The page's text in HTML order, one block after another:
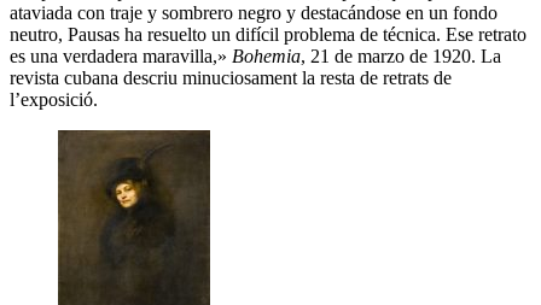
ataviada con traje y sombrero negro y destacándose en un fondo
neutro, Pausas ha resuelto un difícil problema de técnica. Ese retrato
es una verdadera maravilla,» Bohemia, 21 de marzo de 1920. La
revista cubana descriu minuciosament la resta de retrats de
l’exposició.